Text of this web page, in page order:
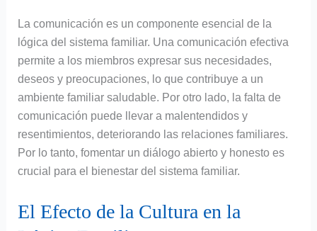
La comunicación es un componente esencial de la
lógica del sistema familiar. Una comunicación efectiva
permite a los miembros expresar sus necesidades,
deseos y preocupaciones, lo que contribuye a un
ambiente familiar saludable. Por otro lado, la falta de
comunicación puede llevar a malentendidos y
resentimientos, deteriorando las relaciones familiares.
Por lo tanto, fomentar un diálogo abierto y honesto es
crucial para el bienestar del sistema familiar.
El Efecto de la Cultura en la